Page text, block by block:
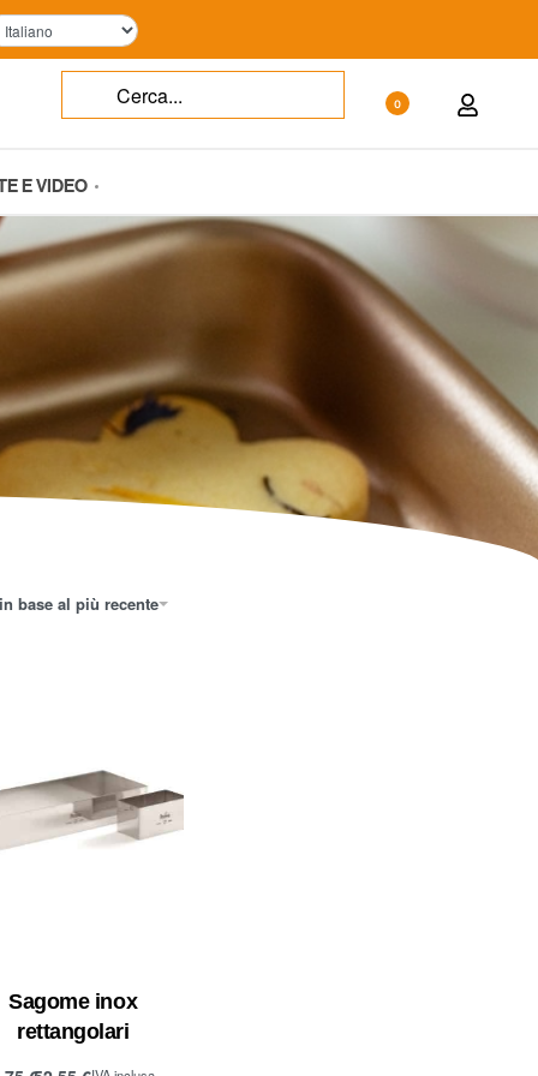
0
E VIDEO
base al più recente
Sagome inox
rettangolari